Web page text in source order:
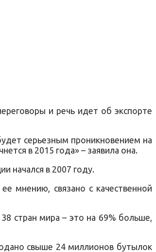
и речь идет об экспорте
серьезным проникновением на
в 2015 года» – заявила она.
начался в 2007 году.
мнению, связано с качественной
стран мира – это на 69% больше,
свыше 24 миллионов бутылок